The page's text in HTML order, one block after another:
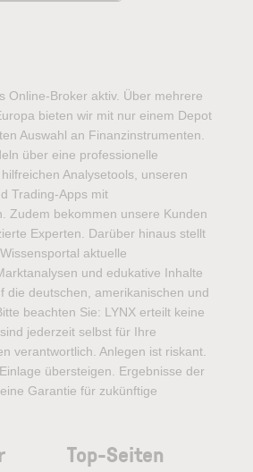
Online-Broker aktiv. Über mehrere
bieten wir mit nur einem Depot
Auswahl an Finanzinstrumenten.
über eine professionelle
Analysetools, unseren
Trading-Apps mit
Zudem bekommen unsere Kunden
Experten. Darüber hinaus stellt
aktuelle
und edukative Inhalte
die deutschen, amerikanischen und
beachten Sie: LYNX erteilt keine
jederzeit selbst für Ihre
verantwortlich. Anlegen ist riskant.
übersteigen. Ergebnisse der
Garantie für zukünftige
Top-Seiten